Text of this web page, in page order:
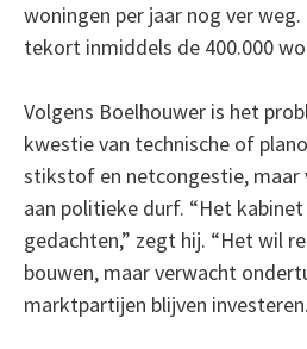
woningen per jaar nog ver
tekort inmiddels de 400.000
Volgens Boelhouwer is het
kwestie van technische of
stikstof en netcongestie, maar
aan politieke durf. “Het
gedachten,” zegt hij. “Het wil
bouwen, maar verwacht
marktpartijen blijven